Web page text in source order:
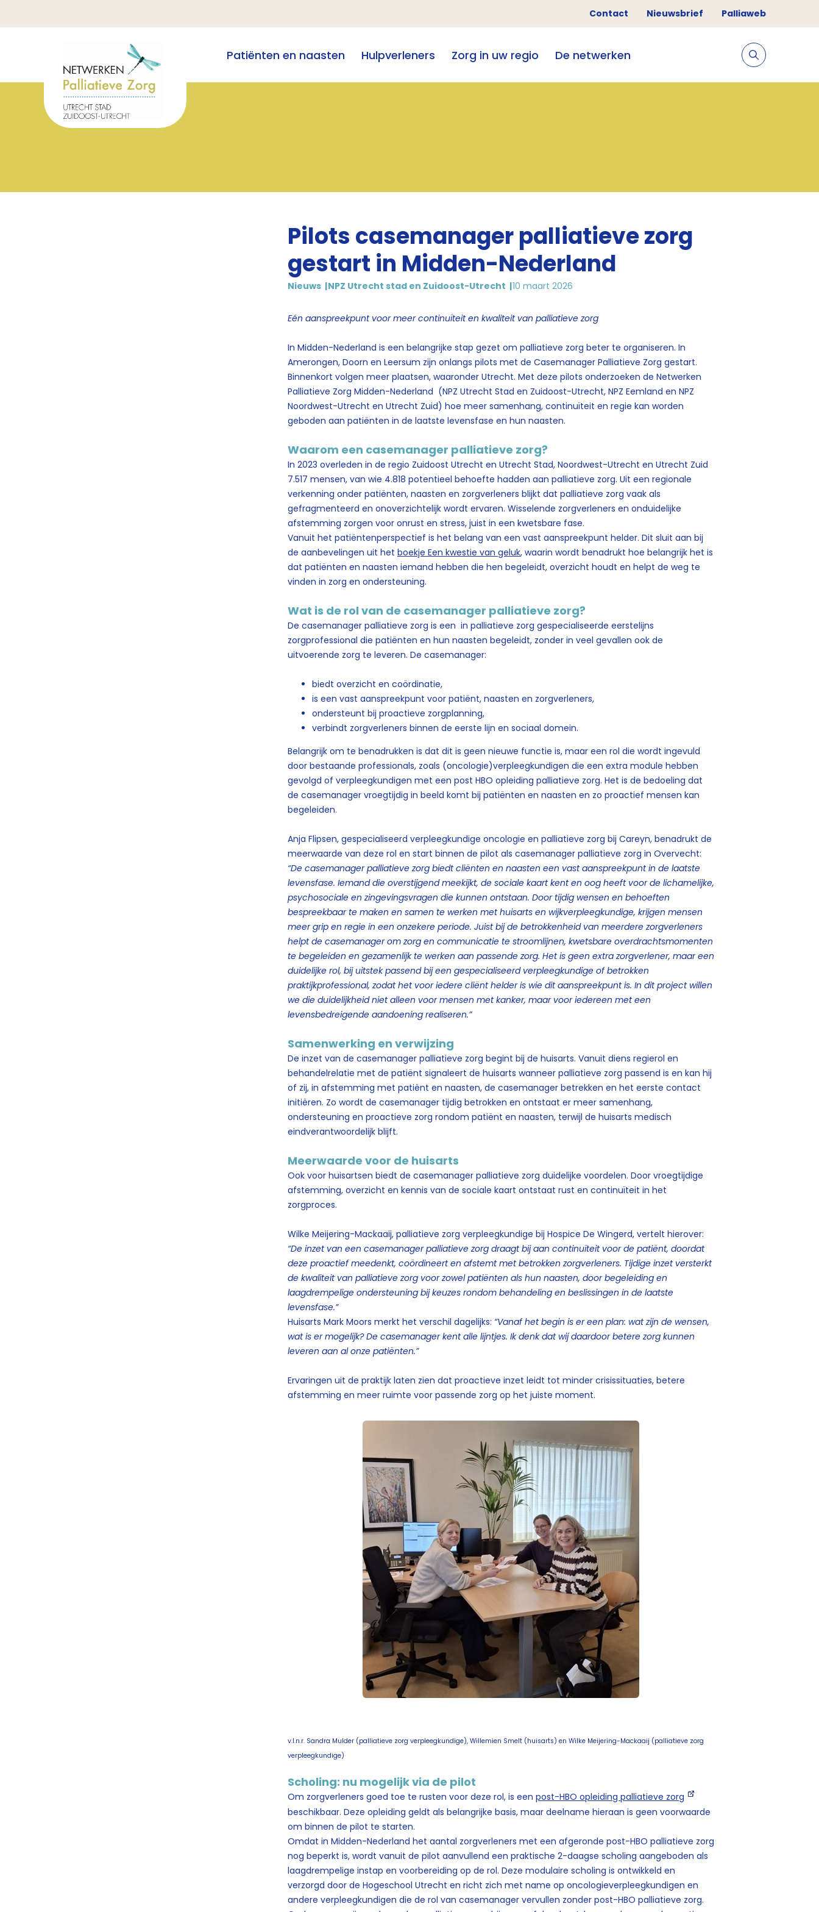
Contact Nieuwsbrief Palliaweb
Patiënten en naasten Hulpverleners Zorg in uw regio De netwerken
Pilots casemanager palliatieve zorg
gestart in Midden-Nederland
Nieuws NPZ Utrecht stad en Zuidoost-Utrecht 10 maart 2026
Eén aanspreekpunt voor meer continuïteit en kwaliteit van palliatieve zorg
In Midden-Nederland is een belangrijke stap gezet om palliatieve zorg beter te organiseren. In
Amerongen, Doorn en Leersum zijn onlangs pilots met de Casemanager Palliatieve Zorg gestart.
Binnenkort volgen meer plaatsen, waaronder Utrecht. Met deze pilots onderzoeken de Netwerken
Palliatieve Zorg Midden-Nederland (NPZ Utrecht Stad en Zuidoost-Utrecht, NPZ Eemland en NPZ
Noordwest-Utrecht en Utrecht Zuid) hoe meer samenhang, continuïteit en regie kan worden
geboden aan patiënten in de laatste levensfase en hun naasten.
Waarom een casemanager palliatieve zorg?
In 2023 overleden in de regio Zuidoost Utrecht en Utrecht Stad, Noordwest-Utrecht en Utrecht Zuid
7.517 mensen, van wie 4.818 potentieel behoefte hadden aan palliatieve zorg. Uit een regionale
verkenning onder patiënten, naasten en zorgverleners blijkt dat palliatieve zorg vaak als
gefragmenteerd en onoverzichtelijk wordt ervaren. Wisselende zorgverleners en onduidelijke
afstemming zorgen voor onrust en stress, juist in een kwetsbare fase.
Vanuit het patiëntenperspectief is het belang van een vast aanspreekpunt helder. Dit sluit aan bij
de aanbevelingen uit het boekje Een kwestie van geluk, waarin wordt benadrukt hoe belangrijk het is
dat patiënten en naasten iemand hebben die hen begeleidt, overzicht houdt en helpt de weg te
vinden in zorg en ondersteuning.
Wat is de rol van de casemanager palliatieve zorg?
De casemanager palliatieve zorg is een in palliatieve zorg gespecialiseerde eerstelijns
zorgprofessional die patiënten en hun naasten begeleidt, zonder in veel gevallen ook de
uitvoerende zorg te leveren. De casemanager:
biedt overzicht en coördinatie,
is een vast aanspreekpunt voor patiënt, naasten en zorgverleners,
ondersteunt bij proactieve zorgplanning,
verbindt zorgverleners binnen de eerste lijn en sociaal domein.
Belangrijk om te benadrukken is dat dit is geen nieuwe functie is, maar een rol die wordt ingevuld
door bestaande professionals, zoals (oncologie)verpleegkundigen die een extra module hebben
gevolgd of verpleegkundigen met een post HBO opleiding palliatieve zorg. Het is de bedoeling dat
de casemanager vroegtijdig in beeld komt bij patiënten en naasten en zo proactief mensen kan
begeleiden.
Anja Flipsen, gespecialiseerd verpleegkundige oncologie en palliatieve zorg bij Careyn, benadrukt de
meerwaarde van deze rol en start binnen de pilot als casemanager palliatieve zorg in Overvecht:
“De casemanager palliatieve zorg biedt cliënten en naasten een vast aanspreekpunt in de laatste
levensfase. Iemand die overstijgend meekijkt, de sociale kaart kent en oog heeft voor de lichamelijke,
psychosociale en zingevingsvragen die kunnen ontstaan. Door tijdig wensen en behoeften
bespreekbaar te maken en samen te werken met huisarts en wijkverpleegkundige, krijgen mensen
meer grip en regie in een onzekere periode. Juist bij de betrokkenheid van meerdere zorgverleners
helpt de casemanager om zorg en communicatie te stroomlijnen, kwetsbare overdrachtsmomenten
te begeleiden en gezamenlijk te werken aan passende zorg. Het is geen extra zorgverlener, maar een
duidelijke rol, bij uitstek passend bij een gespecialiseerd verpleegkundige of betrokken
praktijkprofessional, zodat het voor iedere cliënt helder is wie dit aanspreekpunt is. In dit project willen
we die duidelijkheid niet alleen voor mensen met kanker, maar voor iedereen met een
levensbedreigende aandoening realiseren.”
Samenwerking en verwijzing
De inzet van de casemanager palliatieve zorg begint bij de huisarts. Vanuit diens regierol en
behandelrelatie met de patiënt signaleert de huisarts wanneer palliatieve zorg passend is en kan hij
of zij, in afstemming met patiënt en naasten, de casemanager betrekken en het eerste contact
initiëren. Zo wordt de casemanager tijdig betrokken en ontstaat er meer samenhang,
ondersteuning en proactieve zorg rondom patiënt en naasten, terwijl de huisarts medisch
eindverantwoordelijk blijft.
Meerwaarde voor de huisarts
Ook voor huisartsen biedt de casemanager palliatieve zorg duidelijke voordelen. Door vroegtijdige
afstemming, overzicht en kennis van de sociale kaart ontstaat rust en continuïteit in het
zorgproces.
Wilke Meijering-Mackaaij, palliatieve zorg verpleegkundige bij Hospice De Wingerd, vertelt hierover:
“De inzet van een casemanager palliatieve zorg draagt bij aan continuïteit voor de patiënt, doordat
deze proactief meedenkt, coördineert en afstemt met betrokken zorgverleners. Tijdige inzet versterkt
de kwaliteit van palliatieve zorg voor zowel patiënten als hun naasten, door begeleiding en
laagdrempelige ondersteuning bij keuzes rondom behandeling en beslissingen in de laatste
levensfase.”
Huisarts Mark Moors merkt het verschil dagelijks: “Vanaf het begin is er een plan: wat zijn de wensen,
wat is er mogelijk? De casemanager kent alle lijntjes. Ik denk dat wij daardoor betere zorg kunnen
leveren aan al onze patiënten.”
Ervaringen uit de praktijk laten zien dat proactieve inzet leidt tot minder crisissituaties, betere
afstemming en meer ruimte voor passende zorg op het juiste moment.
v.l.n.r. Sandra Mulder (palliatieve zorg verpleegkundige), Willemien Smelt (huisarts) en Wilke Meijering-Mackaaij (palliatieve zorg
verpleegkundige)
Scholing: nu mogelijk via de pilot
Om zorgverleners goed toe te rusten voor deze rol, is een post-HBO opleiding palliatieve zorg
beschikbaar. Deze opleiding geldt als belangrijke basis, maar deelname hieraan is geen voorwaarde
om binnen de pilot te starten.
Omdat in Midden-Nederland het aantal zorgverleners met een afgeronde post-HBO palliatieve zorg
nog beperkt is, wordt vanuit de pilot aanvullend een praktische 2-daagse scholing aangeboden als
laagdrempelige instap en voorbereiding op de rol. Deze modulaire scholing is ontwikkeld en
verzorgd door de Hogeschool Utrecht en richt zich met name op oncologieverpleegkundigen en
andere verpleegkundigen die de rol van casemanager vervullen zonder post-HBO palliatieve zorg.